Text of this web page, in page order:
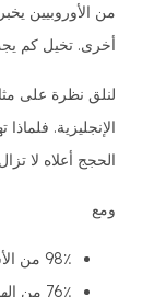
من الأوروبيين
أخرى. تخيل كم
الإنجليزية.
الحجج أعلاه لا
ومع
98٪ من الأسر الهولندية لديها وصول واسع النطاق